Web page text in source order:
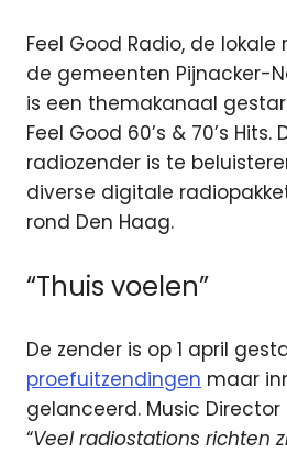
Feel Good Radio, de
de gemeenten Pijnacker-
is een themakanaal
Feel Good 60’s & 70’s Hits.
radiozender is te
diverse digitale
rond Den Haag.
“Thuis voelen”
De zender is op 1 april
proefuitzendingen maar
gelanceerd. Music Director
“Veel radiostations richten